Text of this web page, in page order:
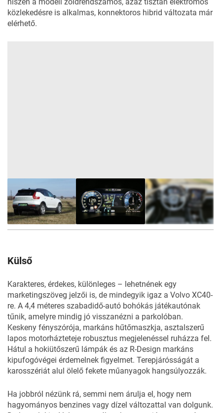
közlekedésre is alkalmas, konnektoros hibrid változata már
elérhető.
Külső
Karakteres, érdekes, különleges – lehetnének egy
marketingszöveg jelzői is, de mindegyik igaz a Volvo XC40-
re. A 4,4 méteres szabadidő-autó bohókás játékautónak
tűnik, amelyre mindig jó visszanézni a parkolóban.
Keskeny fényszórója, markáns hűtőmaszkja, asztalszerű
lapos motorházteteje robusztus megjelenéssel ruházza fel.
Hátul a hokiütőszerű lámpák és az R-Design markáns
kipufogóvégei érdemelnek figyelmet. Terepjárósságát a
karosszériát alul ölelő fekete műanyagok hangsúlyozzák.
Ha jobbról nézünk rá, semmi nem árulja el, hogy nem
hagyományos benzines vagy dízel változattal van dolgunk.